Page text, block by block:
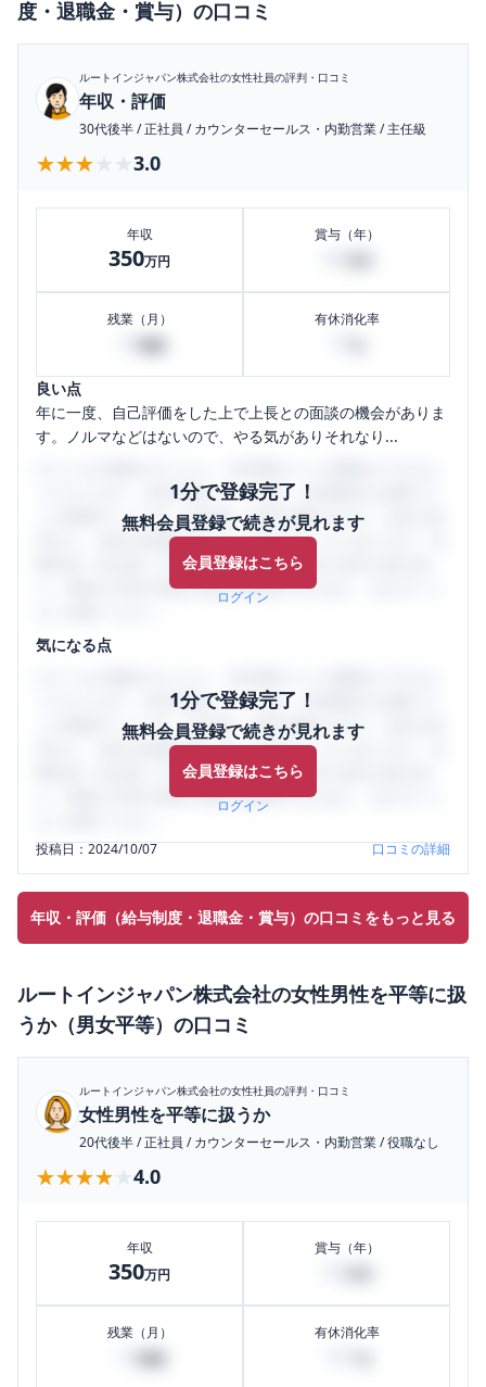
度・退職金・賞与） の口コミ
ルートインジャパン株式会社の女性社員の評判・口コミ
年収・評価
30代後半/正社員 /カウンターセールス・内勤営業/主任級
★★★★★
★★★★★ 3.0
年収
350万円
賞与（年）
残業（月） 有休消化率
良い点
年に一度、自己評価をした上で上長との面談の機会がありま
す。ノルマなどはないので、やる気がありそれなり...
1分で登録完了！
無料会員登録で続きが見れます
会員登録はこちら
ログイン
うになります。SHEHUB(シーハブ)は、女性限定の企業口コ
ミの投稿サイトです。給与面・女性の働きやすさ・会社の評
判など、女性の転職は気にすべき点がたくさんあります。先
輩社員（元社員）の口コミを通して、本当の会社の姿を知
り、将来の不安や現在の悩みを解消するために、ぜひサイト
気になる点
1分で登録完了！
無料会員登録で続きが見れます
会員登録はこちら
ログイン
うになります。SHEHUB(シーハブ)は、女性限定の企業口コ
ミの投稿サイトです。給与面・女性の働きやすさ・会社の評
判など、女性の転職は気にすべき点がたくさんあります。先
輩社員（元社員）の口コミを通して、本当の会社の姿を知
り、将来の不安や現在の悩みを解消するために、ぜひサイト
投稿日：2024/10/07 口コミの詳細
年収・評価（給与制度・退職金・賞与）の口コミをもっと見る
ルートインジャパン株式会社の女性男性を平等に扱
うか（男女平等） の口コミ
ルートインジャパン株式会社の女性社員の評判・口コミ
女性男性を平等に扱うか
20代後半/正社員 /カウンターセールス・内勤営業/役職なし
★★★★★
★★★★★ 4.0
年収
350万円
賞与（年）
残業（月） 有休消化率